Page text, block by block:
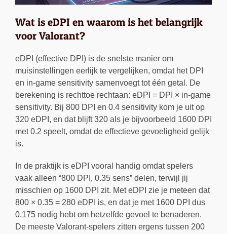
Wat is eDPI en waarom is het belangrijk
voor Valorant?
eDPI (effective DPI) is de snelste manier om
muisinstellingen eerlijk te vergelijken, omdat het DPI
en in-game sensitivity samenvoegt tot één getal. De
berekening is rechttoe rechtaan: eDPI = DPI × in-game
sensitivity. Bij 800 DPI en 0.4 sensitivity kom je uit op
320 eDPI, en dat blijft 320 als je bijvoorbeeld 1600 DPI
met 0.2 speelt, omdat de effectieve gevoeligheid gelijk
is.
In de praktijk is eDPI vooral handig omdat spelers
vaak alleen “800 DPI, 0.35 sens” delen, terwijl jij
misschien op 1600 DPI zit. Met eDPI zie je meteen dat
800 × 0.35 = 280 eDPI is, en dat je met 1600 DPI dus
0.175 nodig hebt om hetzelfde gevoel te benaderen.
De meeste Valorant-spelers zitten ergens tussen 200